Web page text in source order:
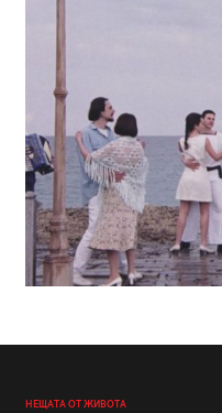
НЕЩАТА ОТ ЖИВОТА